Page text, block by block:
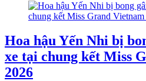
Hoa hậu Yến Nhi bị
xe tại chung kết Miss
2026